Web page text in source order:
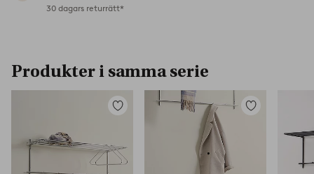
30 dagars returrätt*
Produkter i samma serie
Lägg
Lägg